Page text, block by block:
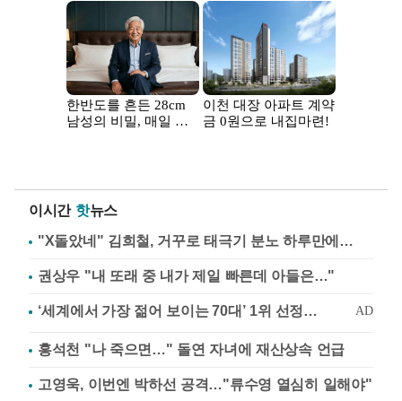
이시간 핫뉴스
"X돌았네" 김희철, 거꾸로 태극기 분노 하루만에…
권상우 "내 또래 중 내가 제일 빠른데 아들은…"
홍석천 "나 죽으면…" 돌연 자녀에 재산상속 언급
고영욱, 이번엔 박하선 공격…"류수영 열심히 일해야"